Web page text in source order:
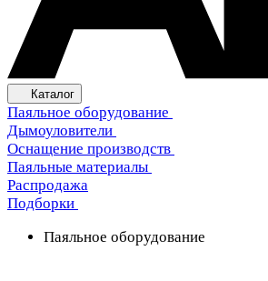
Каталог
Паяльное оборудование
Дымоуловители
Оснащение производств
Паяльные материалы
Распродажа
Подборки
Паяльное оборудование